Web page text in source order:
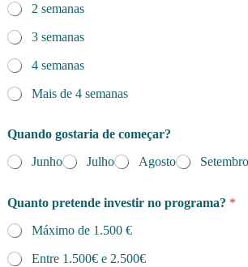
2 semanas
3 semanas
4 semanas
Mais de 4 semanas
Quando gostaria de começar?
Junho
Julho Agosto Setembro
Quanto pretende investir no programa? *
Máximo de 1.500 €
Entre 1.500€ e 2.500€